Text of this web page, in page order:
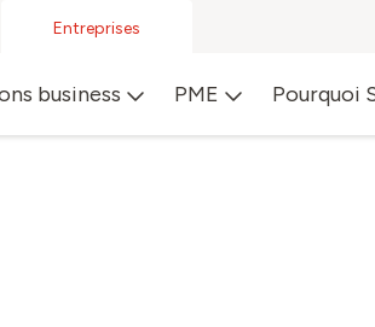
Entreprises
business PME Pourquoi